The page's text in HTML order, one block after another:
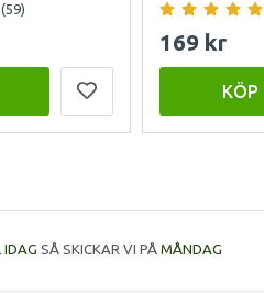
(59)
169 kr
KÖP
IDAG SÅ SKICKAR VI PÅ MÅNDAG